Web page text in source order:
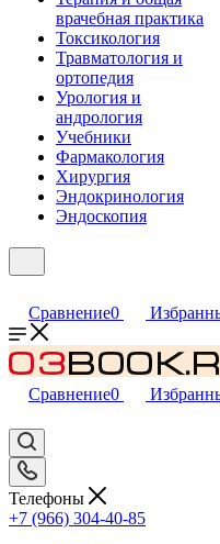
врачебная практика
Токсикология
Травматология и
ортопедия
Урология и
андрология
Учебники
Фармакология
Хирургия
Эндокринология
Эндоскопия
Сравнение0
Сравнение0
Телефоны
+7 (966) 304-40-85